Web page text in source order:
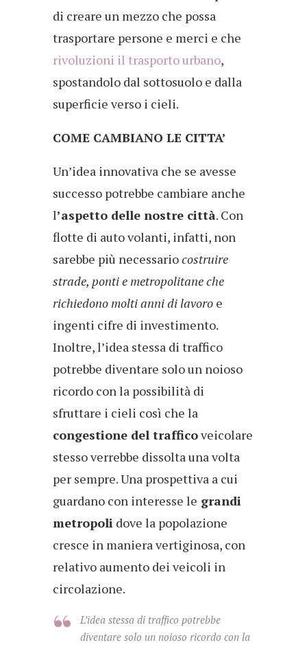
di creare un mezzo che possa
trasportare persone e merci e che
rivoluzioni il trasporto urbano,
spostandolo dal sottosuolo e dalla
superficie verso i cieli.
COME CAMBIANO LE CITTA’
Un’idea innovativa che se avesse
successo potrebbe cambiare anche
l’aspetto delle nostre città. Con
flotte di auto volanti, infatti, non
sarebbe più necessariocostruire
strade, ponti e metropolitane che
richiedono molti anni di lavoro e
ingenti cifre di investimento.
Inoltre, l’idea stessa di traffico
potrebbe diventare solo un noioso
ricordo con la possibilità di
sfruttare i cieli così che la
congestione del trafficoveicolare
stesso verrebbe dissolta una volta
per sempre. Una prospettiva a cui
guardano con interesse le grandi
metropoli dove la popolazione
cresce in maniera vertiginosa, con
relativo aumento dei veicoli in
circolazione.
L’idea stessa di traffico potrebbe
diventare solo un noioso ricordo con la